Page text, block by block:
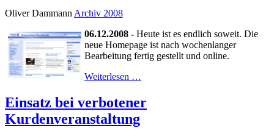
Oliver DammannArchiv 2008
06.12.2008 - Heute ist es endlich soweit. Die
neue Homepage ist nach wochenlanger
Bearbeitung fertig gestellt und online.
Weiterlesen …
Einsatz bei verbotener
Kurdenveranstaltung